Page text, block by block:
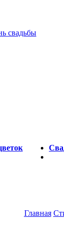
свадьбы
Главная